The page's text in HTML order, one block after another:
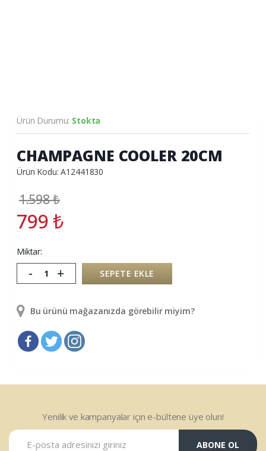
Ürün Durumu: Stokta
CHAMPAGNE COOLER 20CM
Ürün Kodu: A12441830
1.598₺
799₺
Miktar:
- + SEPETE EKLE
Bu ürünü mağazanızda görebilir miyim?
Yenilik ve kampanyalar için e-bültene üye olun!
ABONE OL